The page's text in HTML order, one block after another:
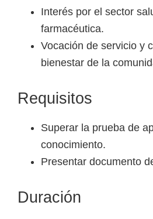
Interés por el sector
farmacéutica.
Vocación de servicio y
bienestar de la
Requisitos
Superar la prueba de
conocimiento.
Presentar documento
Duración